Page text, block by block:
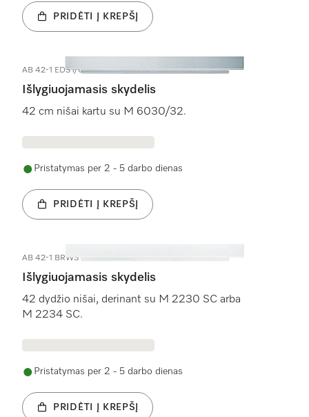
PRIDĖTI Į KREPŠĮ
AB 42-1 EDST/CLST
Išlygiuojamasis skydelis
42 cm nišai kartu su M 6030/32.
Pristatymas per 2 - 5 darbo dienas
PRIDĖTI Į KREPŠĮ
AB 42-1 BRWS
Išlygiuojamasis skydelis
42 dydžio nišai, derinant su M 2230 SC arba
M 2234 SC.
Pristatymas per 2 - 5 darbo dienas
PRIDĖTI Į KREPŠĮ